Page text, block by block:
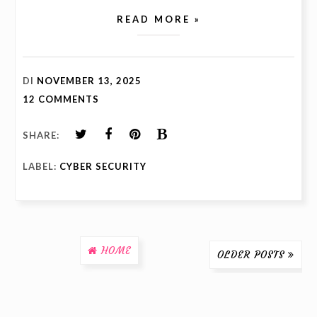
READ MORE »
DI NOVEMBER 13, 2025
12 COMMENTS
SHARE:
LABEL: CYBER SECURITY
OLDER POSTS
HOME